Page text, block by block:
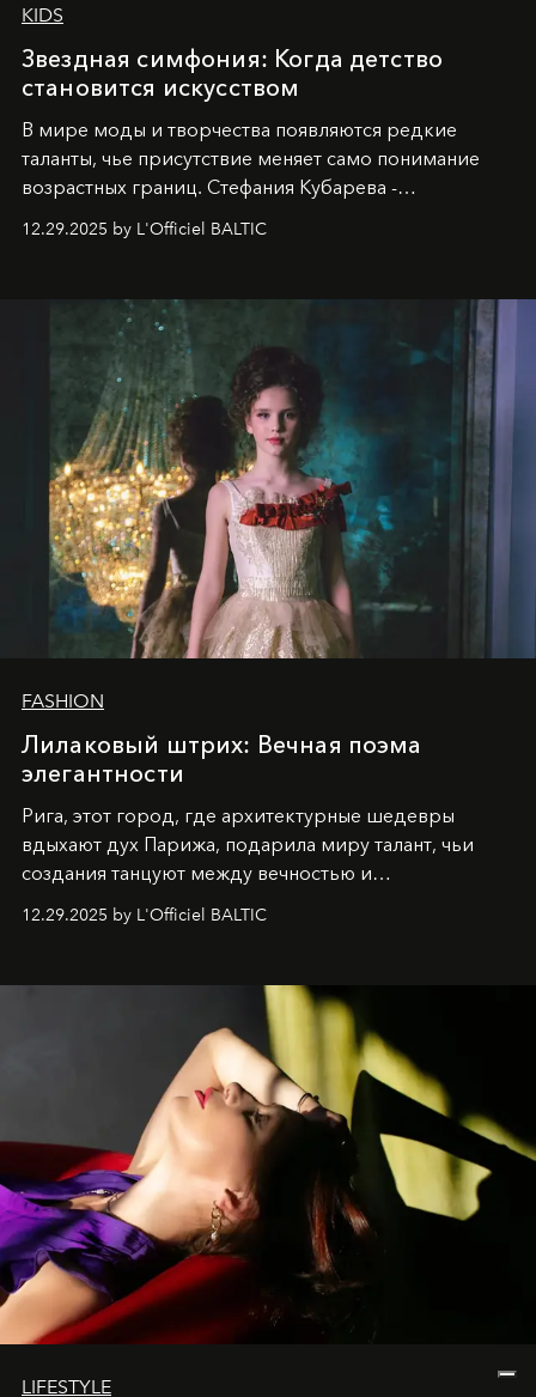
KIDS
Звездная симфония: Когда детство
становится искусством
В мире моды и творчества появляются редкие
таланты, чье присутствие меняет само понимание
возрастных границ. Стефания Кубарева -
десятилетняя обладательница невероятной
харизмы, чье имя уже украшает обложки
2025
и LUXIA June 2025, представляет собой
уникальное явление современной культуры.
12.29.2025 by L'Officiel BALTIC
FASHION
Лилаковый штрих: Вечная поэма
элегантности
Рига, этот город, где архитектурные шедевры
вдыхают дух Парижа, подарила миру талант, чьи
создания танцуют между вечностью и
современностью.
12.29.2025 by L'Officiel BALTIC
LIFESTYLE